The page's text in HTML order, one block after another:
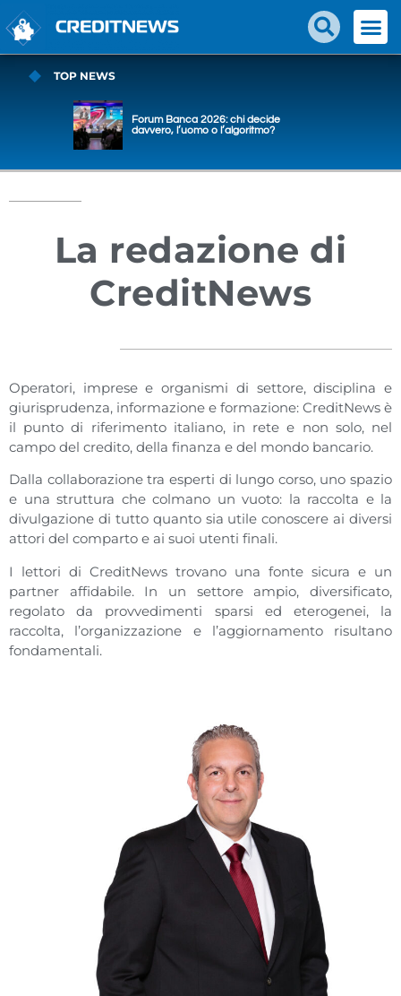
TOP NEWS
Forum Banca 2026: chi decide
davvero, l’uomo o l’algoritmo?
La redazione di
CreditNews
Operatori, imprese e organismi di settore, disciplina e
giurisprudenza, informazione e formazione: CreditNews è
il punto di riferimento italiano, in rete e non solo, nel
campo del credito, della finanza e del mondo bancario.
Dalla collaborazione tra esperti di lungo corso, uno spazio
e una struttura che colmano un vuoto: la raccolta e la
divulgazione di tutto quanto sia utile conoscere ai diversi
attori del comparto e ai suoi utenti finali.
I lettori di CreditNews trovano una fonte sicura e un
partner affidabile. In un settore ampio, diversificato,
regolato da provvedimenti sparsi ed eterogenei, la
raccolta, l’organizzazione e l’aggiornamento risultano
fondamentali.